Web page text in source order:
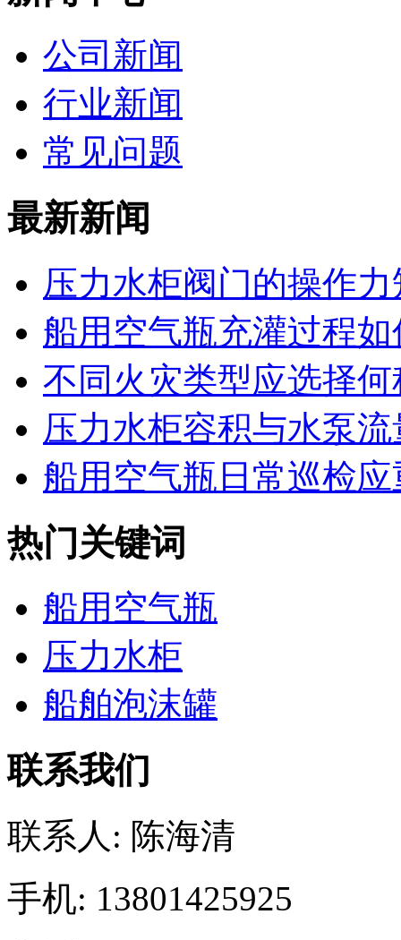
公司新闻
行业新闻
常见问题
最新新闻
压力水柜阀门的操作力
船用空气瓶充灌过程
不同火灾类型应选择
压力水柜容积与水泵
船用空气瓶日常巡检
热门关键词
船用空气瓶
压力水柜
船舶泡沫罐
联系我们
联系人: 陈海清
手机: 13801425925